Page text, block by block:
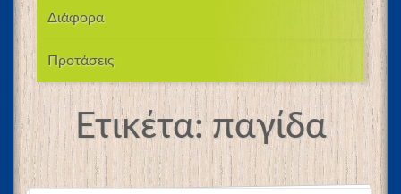
Διάφορα
Προτάσεις
Ετικέτα:παγίδα